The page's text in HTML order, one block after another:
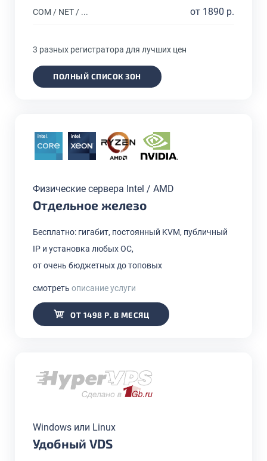
COM / NET / ... от 1890 р.
3 разных регистратора для лучших цен
ПОЛНЫЙ СПИСОК ЗОН
Физические сервера Intel / AMD
Отдельное железо
Бесплатно: гигабит, постоянный KVM, публичный
IP и установка любых ОС,
от очень бюджетных до топовых
смотреть описание услуги
ОТ 1498 Р. В МЕСЯЦ
Windows или Linux
Удобный VDS